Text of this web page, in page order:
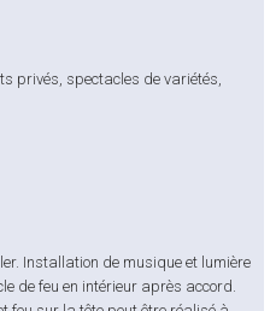
privés, spectacles de variétés,
Installation de musique et lumière
de feu en intérieur après accord.